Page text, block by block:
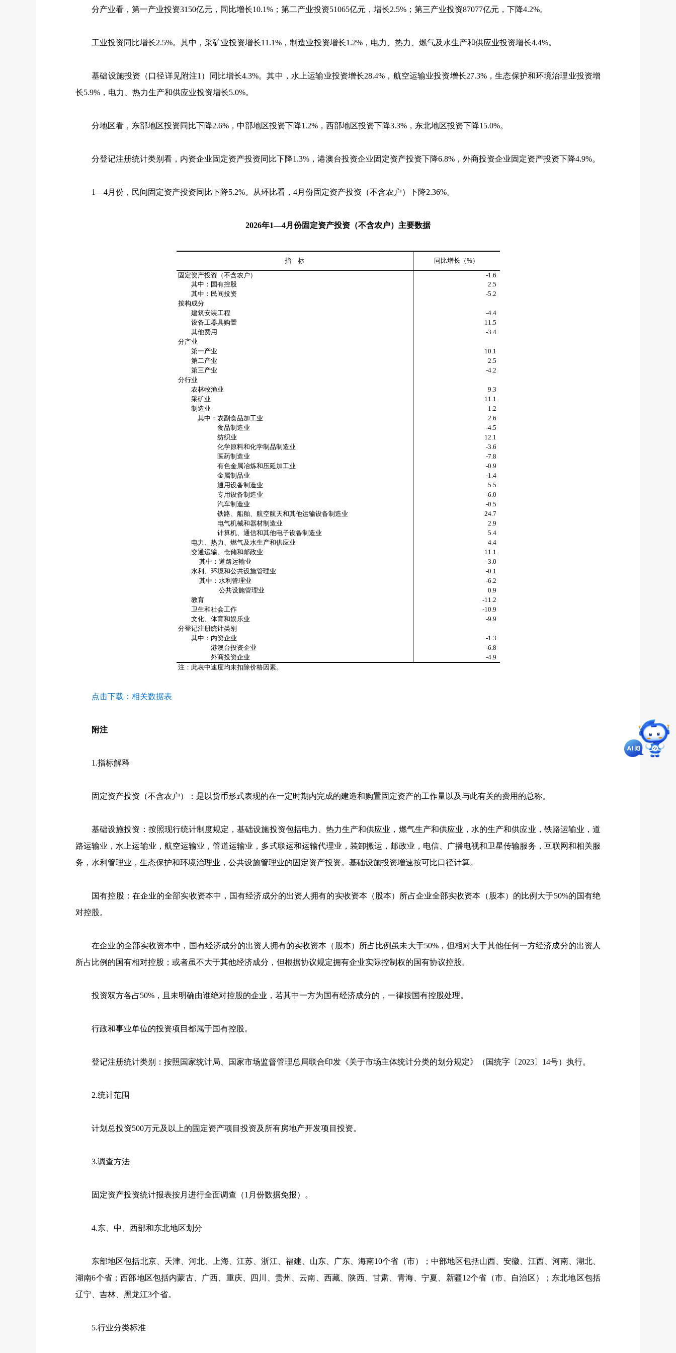
分产业看，第一产业投资3150亿元，同比增长10.1% ；第二产业投资51065亿元，增长2.5% ；第三产业投资87077亿元，下降4.2%。
工业投资同比增长2.5%。其中，采矿业投资增长11.1% ，制造业投资增长1.2% ，电力、热力、燃气及水生产和供应业投资增长4.4%。
基础设施投资（口径详见附注1 ）同比增长4.3%。其中，水上运输业投资增长28.4% ，航空运输业投资增长27.3%，生态保护和环境治理业投资增
长5.9% ，电力、热力生产和供应业投资增长5.0%。
分地区看，东部地区投资同比下降2.6% ，中部地区投资下降1.2% ，西部地区投资下降3.3% ，东北地区投资下降15.0%。
分登记注册统计类别看，内资企业固定资产投资同比下降1.3% ，港澳台投资企业固定资产投资下降6.8% ，外商投资企业固定资产投资下降4.9%。
1—4月份，民间固定资产投资同比下降5.2%。从环比看， 4月份固定资产投资（不含农户）下降2.36%。
2026年1—4月份固定资产投资（不含农户）主要数据
指 标 同比增长（%）
固定资产投资（不含农户）
-1.6
其中：国有控股
2.5
其中：民间投资
-5.2
按构成分
建筑安装工程
-4.4
设备工器具购置
11.5
其他费用
-3.4
分产业
第一产业
10.1
第二产业
2.5
第三产业
-4.2
分行业
农林牧渔业
9.3
采矿业
11.1
制造业
1.2
其中：农副食品加工业
2.6
食品制造业
-4.5
纺织业
12.1
化学原料和化学制品制造业
-3.6
医药制造业
-7.8
有色金属冶炼和压延加工业
-0.9
金属制品业
-1.4
通用设备制造业
5.5
专用设备制造业
-6.0
汽车制造业
-0.5
铁路、船舶、航空航天和其他运输设备制造业
24.7
电气机械和器材制造业
2.9
计算机、通信和其他电子设备制造业
5.4
电力、热力、燃气及水生产和供应业
4.4
交通运输、仓储和邮政业
11.1
其中：道路运输业
-3.0
水利、环境和公共设施管理业
-0.1
其中：水利管理业
-6.2
公共设施管理业
0.9
教育
-11.2
卫生和社会工作
-10.9
文化、体育和娱乐业
-9.9
分登记注册统计类别
其中：内资企业
-1.3
港澳台投资企业
-6.8
外商投资企业
-4.9
注：此表中速度均未扣除价格因素。
点击下载： 相关数据表
附注
1.指标解释
固定资产投资（不含农户）：是以货币形式表现的在一定时期内完成的建造和购置固定资产的工作量以及与此有关的费用的总称。
基础设施投资：按照现行统计制度规定，基础设施投资包括电力、热力生产和供应业，燃气生产和供应业，水的生产和供应业，铁路运输业，道
路运输业，水上运输业，航空运输业，管道运输业，多式联运和运输代理业，装卸搬运，邮政业，电信、广播电视和卫星传输服务，互联网和相关服
务，水利管理业，生态保护和环境治理业，公共设施管理业的固定资产投资。基础设施投资增速按可比口径计算。
国有控股：在企业的全部实收资本中，国有经济成分的出资人拥有的实收资本（股本）所占企业全部实收资本（股本）的比例大于50%的国有绝
对控股。
在企业的全部实收资本中，国有经济成分的出资人拥有的实收资本（股本）所占比例虽未大于50%，但相对大于其他任何一方经济成分的出资人
所占比例的国有相对控股；或者虽不大于其他经济成分，但根据协议规定拥有企业实际控制权的国有协议控股。
投资双方各占50% ，且未明确由谁绝对控股的企业，若其中一方为国有经济成分的，一律按国有控股处理。
行政和事业单位的投资项目都属于国有控股。
登记注册统计类别：按照国家统计局、国家市场监督管理总局联合印发《关于市场主体统计分类的划分规定》（国统字〔 2023〕 14号）执行。
2.统计范围
计划总投资500万元及以上的固定资产项目投资及所有房地产开发项目投资。
3.调查方法
固定资产投资统计报表按月进行全面调查（1 月份数据免报）。
4.东、中、西部和东北地区划分
东部地区包括北京、天津、河北、上海、江苏、浙江、福建、山东、广东、海南10个省（市）；中部地区包括山西、安徽、江西、河南、湖北、
湖南6个省；西部地区包括内蒙古、广西、重庆、四川、贵州、云南、西藏、陕西、甘肃、青海、宁夏、新疆12个省（市、自治区）；东北地区包括
辽宁、吉林、黑龙江3个省。
5.行业分类标准